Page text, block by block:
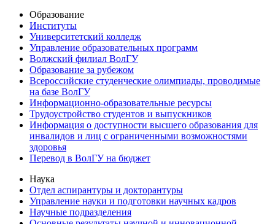
Образование
Институты
Университетский колледж
Управление образовательных программ
Волжский филиал ВолГУ
Образование за рубежом
Всероссийские студенческие олимпиады, проводимые
на базе ВолГУ
Информационно-образовательные ресурсы
Трудоустройство студентов и выпускников
Информация о доступности высшего образования для
инвалидов и лиц с ограниченными возможностями
здоровья
Перевод в ВолГУ на бюджет
Наука
Отдел аспирантуры и докторантуры
Управление науки и подготовки научных кадров
Научные подразделения